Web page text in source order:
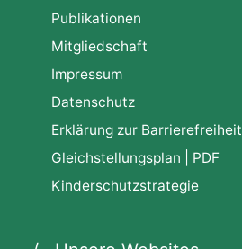
Publikationen
Mitgliedschaft
Impressum
Datenschutz
Erklärung zur Barrierefreiheit
Gleichstellungsplan | PDF
Kinderschutzstrategie